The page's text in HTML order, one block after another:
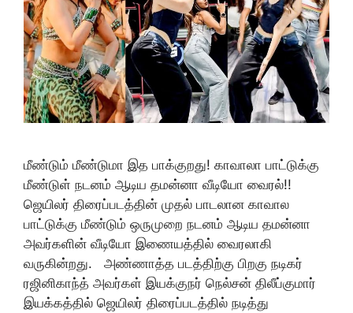
மீண்டும் மீண்டுமா இத பாக்குறது! காவாலா பாட்டுக்கு
மீண்டுள் நடனம் ஆடிய தமன்னா வீடியோ வைரல்!!
ஜெயிலர் திரைப்படத்தின் முதல் பாடலான காவால
பாட்டுக்கு மீண்டும் ஒருமுறை நடனம் ஆடிய தமன்னா
அவர்களின் வீடியோ இணையத்தில் வைரலாகி
வருகின்றது. அண்ணாத்த படத்திற்கு பிறகு நடிகர்
ரஜினிகாந்த் அவர்கள் இயக்குநர் நெல்சன் திலீப்குமார்
இயக்கத்தில் ஜெயிலர் திரைப்படத்தில் நடித்து